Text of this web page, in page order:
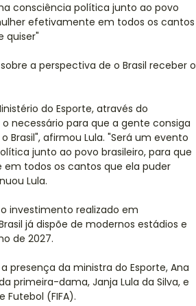
consciência política junto ao povo
efetivamente em todos os cantos
quiser"
a perspectiva de o Brasil receber o
do Esporte, através do
necessário para que a gente consiga
Brasil", afirmou Lula. "Será um evento
junto ao povo brasileiro, para que
todos os cantos que ela puder
Lula.
investimento realizado em
já dispõe de modernos estádios e
de 2027.
presença da ministra do Esporte, Ana
primeira-dama, Janja Lula da Silva, e
(FIFA).